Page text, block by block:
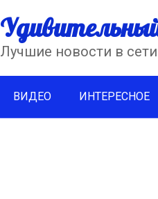
Лучшие новости в сети
ВИДЕО ИНТЕРЕСНОЕ